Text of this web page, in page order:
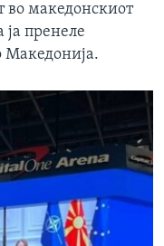
во македонскиот
пренеле
Македонија.